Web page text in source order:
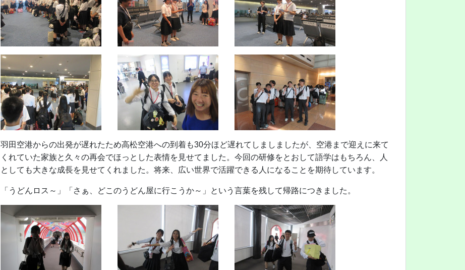
羽田空港からの出発が遅れたため高松空港への到着も30分ほど遅れてしましましたが、空港まで迎えに来て
くれていた家族と久々の再会でほっとした表情を見せてました。今回の研修をとおして語学はもちろん、人
としても大きな成長を見せてくれました。将来、広い世界で活躍できる人になることを期待しています。
「うどんロス～」「さぁ、どこのうどん屋に行こうか～」という言葉を残して帰路につきました。